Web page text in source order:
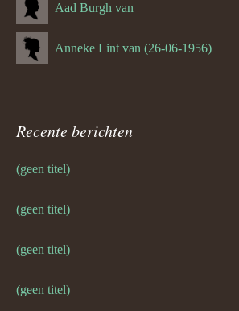
Aad Burgh van
Anneke Lint van (26-06-1956)
Recente berichten
(geen titel)
(geen titel)
(geen titel)
(geen titel)